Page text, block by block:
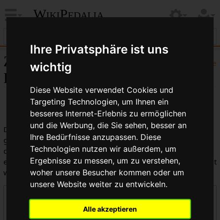
Ihre Privatsphäre ist uns
wichtig
Diese Website verwendet Cookies und
Targeting Technologien, um Ihnen ein
besseres Internet-Erlebnis zu ermöglichen
und die Werbung, die Sie sehen, besser an
Ihre Bedürfnisse anzupassen. Diese
Technologien nutzen wir außerdem, um
Ergebnisse zu messen, um zu verstehen,
woher unsere Besucher kommen oder um
unsere Website weiter zu entwickeln.
Alle akzeptieren
WikiPedalia
Hilfe
Zentrale öffentliche
Logbücher
Dies ist die kombinierte Anzeige aller in WikiPedalia
geführten Logbücher. Die Ausgabe kann durch die Auswahl
des Logbuchtyps, des Benutzers oder des Seitentitels
eingeschränkt werden (Groß-/Kleinschreibung muss beachtet
werden).
Logbücher
Zentrale öffentliche Logbücher